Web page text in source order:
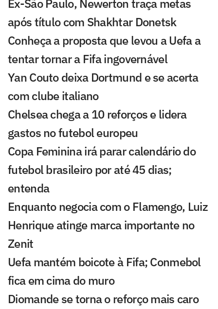
Ex-São Paulo, Newerton traça metas
após título com Shakhtar Donetsk
Conheça a proposta que levou a Uefa a
tentar tornar a Fifa ingovernável
Yan Couto deixa Dortmund e se acerta
com clube italiano
Chelsea chega a 10 reforços e lidera
gastos no futebol europeu
Copa Feminina irá parar calendário do
futebol brasileiro por até 45 dias;
entenda
Enquanto negocia com o Flamengo, Luiz
Henrique atinge marca importante no
Zenit
Uefa mantém boicote à Fifa; Conmebol
fica em cima do muro
Diomande se torna o reforço mais caro